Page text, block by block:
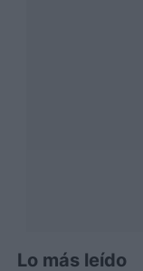
Lo más leído